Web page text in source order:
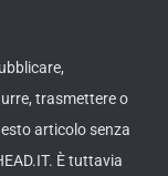
trasmettere o
articolo senza
È tuttavia